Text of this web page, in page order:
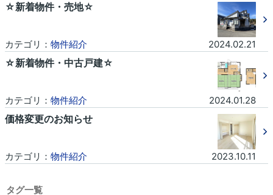
☆新着物件・売地☆
カテゴリ： 物件紹介 2024.02.21
☆新着物件・中古戸建☆
カテゴリ： 物件紹介 2024.01.28
価格変更のお知らせ
カテゴリ： 物件紹介 2023.10.11
タグ一覧